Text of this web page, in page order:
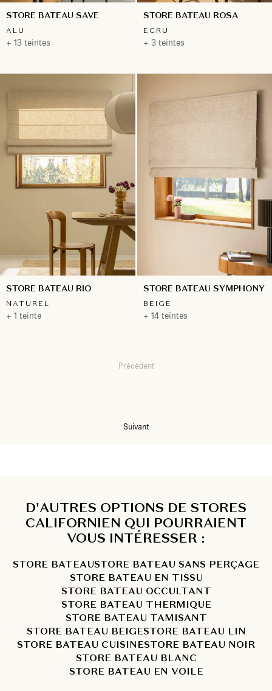
STORE BATEAU SAVE
ALU
+ 13 teintes
STORE BATEAU ROSA
ECRU
+ 3 teintes
STORE BATEAU RIO
NATUREL
+ 1 teinte
STORE BATEAU SYMPHONY
BEIGE
+ 14 teintes
Précédent
Suivant
D'AUTRES OPTIONS DE STORES
CALIFORNIEN QUI POURRAIENT
VOUS INTÉRESSER :
STORE BATEAUSTORE BATEAU SANS PERÇAGE
STORE BATEAU EN TISSU
STORE BATEAU OCCULTANT
STORE BATEAU THERMIQUE
STORE BATEAU TAMISANT
STORE BATEAU BEIGESTORE BATEAU LIN
STORE BATEAU CUISINESTORE BATEAU NOIR
STORE BATEAU BLANC
STORE BATEAU EN VOILE